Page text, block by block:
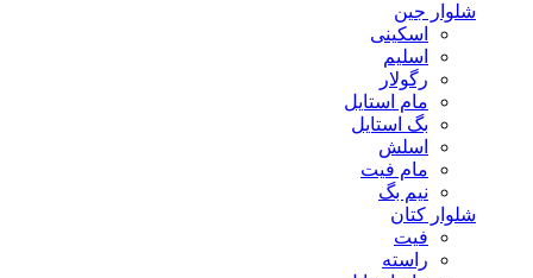
شلوار جین
اسکینی
اسلیم
رگولار
مام استایل
بگ استایل
اسلش
مام فیت
نیم بگ
شلوار کتان
فیت
راسته